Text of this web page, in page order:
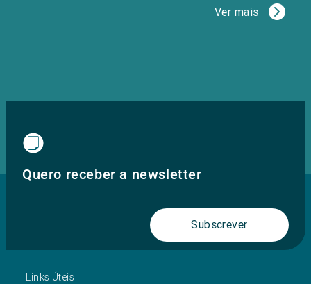
Ver mais
Quero receber a newsletter
Subscrever
Links Úteis